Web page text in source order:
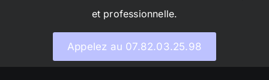
et professionnelle.
Appelez au 07.82.03.25.98